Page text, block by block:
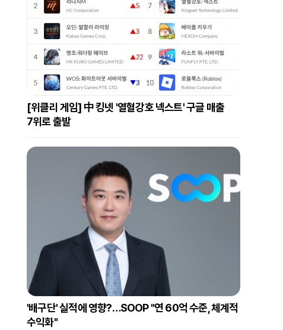
[위클리 게임] 中 킹넷 '열혈강호 넥스트' 구글 매출
7위로 출발
'배구단' 실적에 영향?…SOOP "연 60억 수준, 체계적
수익화"